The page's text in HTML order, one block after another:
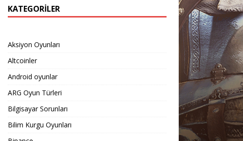
KATEGORILER
Aksiyon Oyunları
Altcoinler
Android oyunlar
ARG Oyun Türleri
Bilgisayar Sorunları
Bilim Kurgu Oyunları